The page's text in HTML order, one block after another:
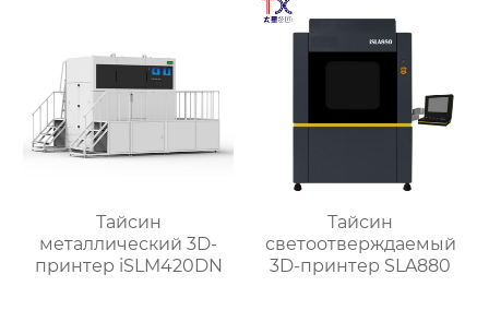
Тайсин
металлический 3D-
принтер iSLM420DN
Тайсин
светоотверждаемый
3D-принтер SLA880